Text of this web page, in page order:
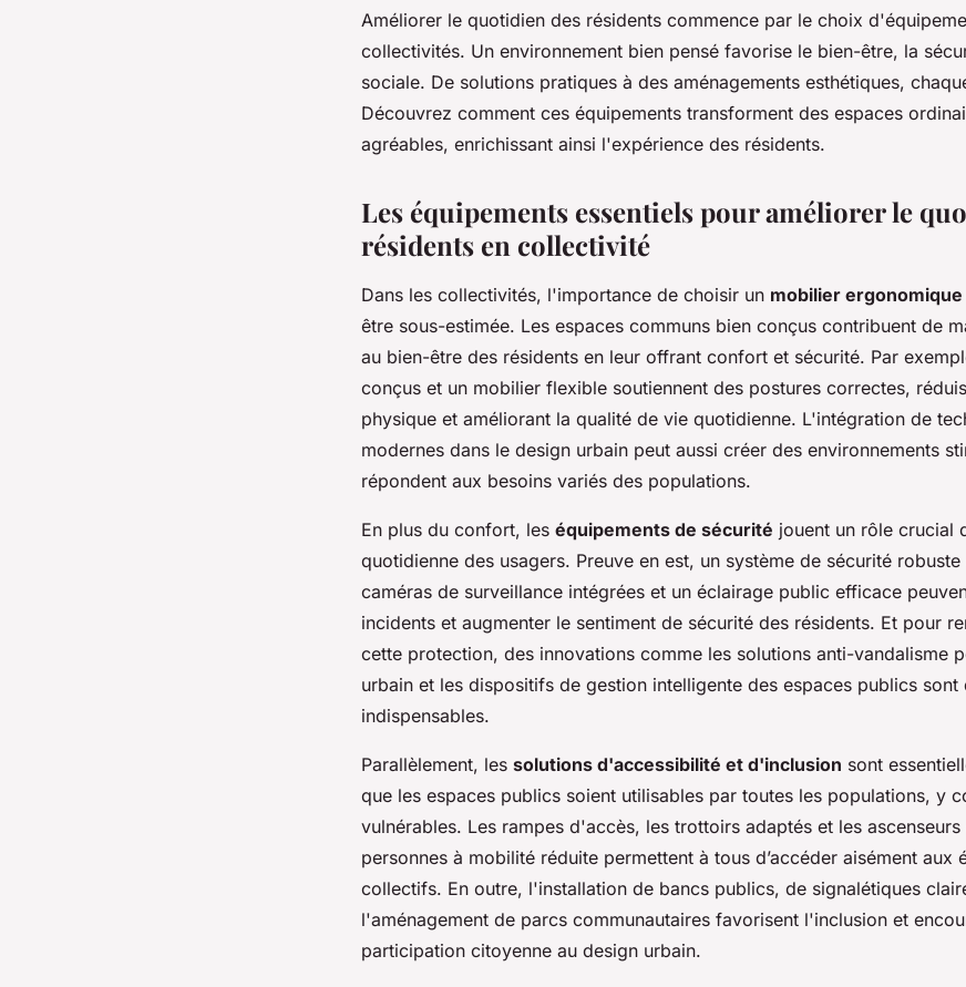
Améliorer le quotidien des résidents commence par le choix
collectivités. Un environnement bien pensé favorise le bien-être, la
sociale. De solutions pratiques à des aménagements esthétiques,
Découvrez comment ces équipements transforment des espaces
agréables, enrichissant ainsi l'expérience des résidents.
Les équipements essentiels pour améliorer le
résidents en collectivité
Dans les collectivités, l'importance de choisir un mobilier ergonomique
être sous-estimée. Les espaces communs bien conçus contribuent de
au bien-être des résidents en leur offrant confort et sécurité. Par
conçus et un mobilier flexible soutiennent des postures correctes,
physique et améliorant la qualité de vie quotidienne. L'intégration de
modernes dans le design urbain peut aussi créer des environnements
répondent aux besoins variés des populations.
En plus du confort, les équipements de sécurité jouent un rôle crucial
quotidienne des usagers. Preuve en est, un système de sécurité
caméras de surveillance intégrées et un éclairage public efficace
incidents et augmenter le sentiment de sécurité des résidents. Et pour
cette protection, des innovations comme les solutions anti-vandalisme
urbain et les dispositifs de gestion intelligente des espaces publics sont
indispensables.
Parallèlement, les solutions d'accessibilité et d'inclusion sont
que les espaces publics soient utilisables par toutes les populations, y
vulnérables. Les rampes d'accès, les trottoirs adaptés et les
personnes à mobilité réduite permettent à tous d’accéder aisément aux
collectifs. En outre, l'installation de bancs publics, de signalétiques
l'aménagement de parcs communautaires favorisent l'inclusion et
participation citoyenne au design urbain.